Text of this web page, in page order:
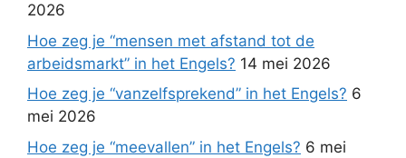
2026
Hoe zeg je “mensen met afstand tot de
arbeidsmarkt” in het Engels? 14 mei 2026
Hoe zeg je “vanzelfsprekend” in het Engels? 6
mei 2026
Hoe zeg je “meevallen” in het Engels? 6 mei